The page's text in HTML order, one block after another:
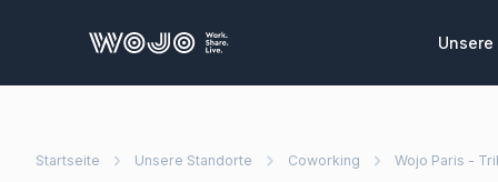
WOJO
die Sie
Startseite Unsere Standorte Coworking Wojo Paris -